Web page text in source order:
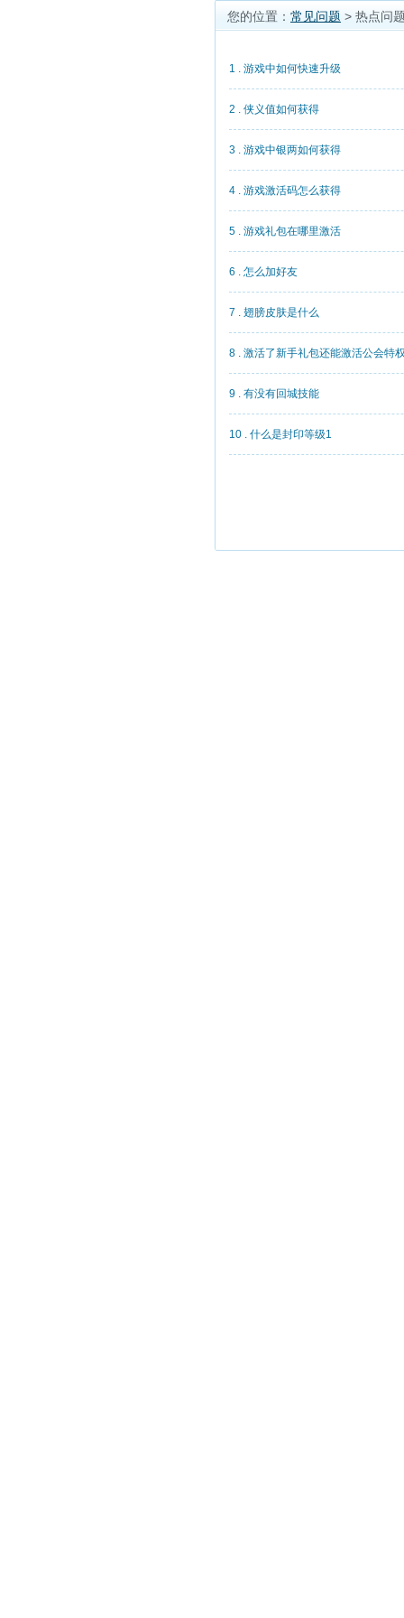
您的位置： 常见问题 > 热点问
1 . 游戏中如何快速升级
2 . 侠义值如何获得
3 . 游戏中银两如何获得
4 . 游戏激活码怎么获得
5 . 游戏礼包在哪里激活
6 . 怎么加好友
7 . 翅膀皮肤是什么
8 . 激活了新手礼包还能激活公会特
9 . 有没有回城技能
10 . 什么是封印等级1